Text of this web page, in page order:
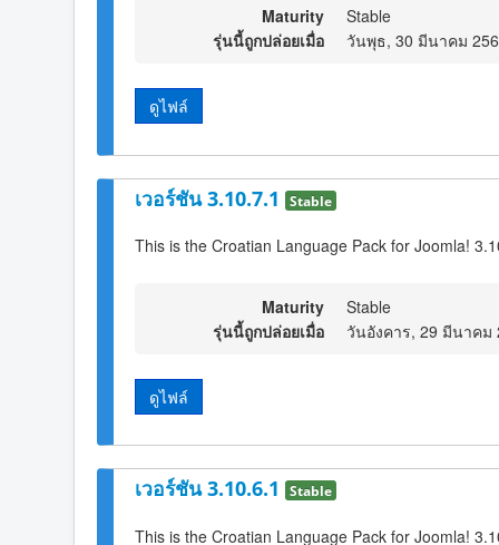
Maturity
Stable
รุ่นนี้ถูกปล่อยเมื่อ
วันพุธ, 30 มีนาคม
ดูไฟล์
เวอร์ชัน 3.10.7.1 Stable
This is the Croatian Language Pack for Joomla!
Maturity
Stable
รุ่นนี้ถูกปล่อยเมื่อ
วันอังคาร, 29 มีนาคม
ดูไฟล์
เวอร์ชัน 3.10.6.1 Stable
This is the Croatian Language Pack for Joomla!